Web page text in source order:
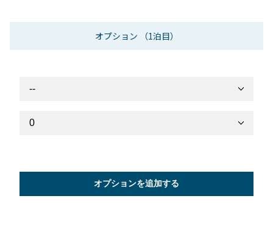
オプション （1泊目）
オプションを追加する